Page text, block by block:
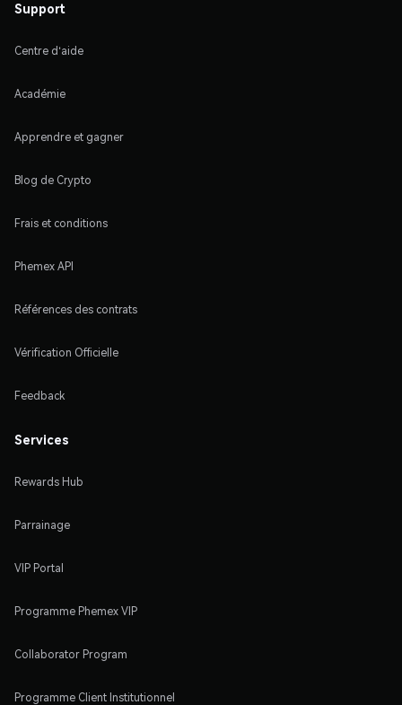
Support
Centre d'aide
Académie
Apprendre et gagner
Blog de Crypto
Frais et conditions
Phemex API
Références des contrats
Vérification Officielle
Feedback
Services
Rewards Hub
Parrainage
VIP Portal
Programme Phemex VIP
Collaborator Program
Programme Client Institutionnel